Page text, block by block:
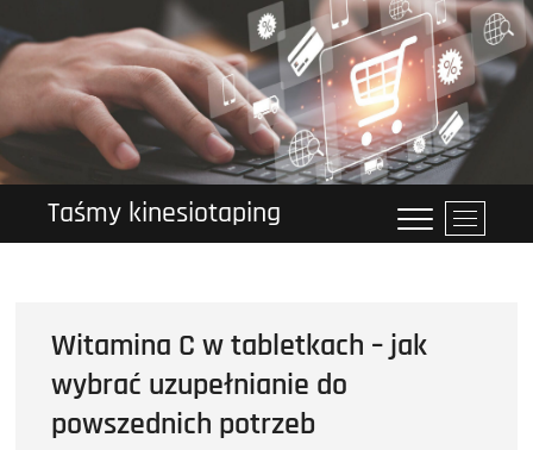
do
treści
Taśmy kinesiotaping
P
r
Witamina C w tabletkach – jak
wybrać uzupełnianie do
powszednich potrzeb